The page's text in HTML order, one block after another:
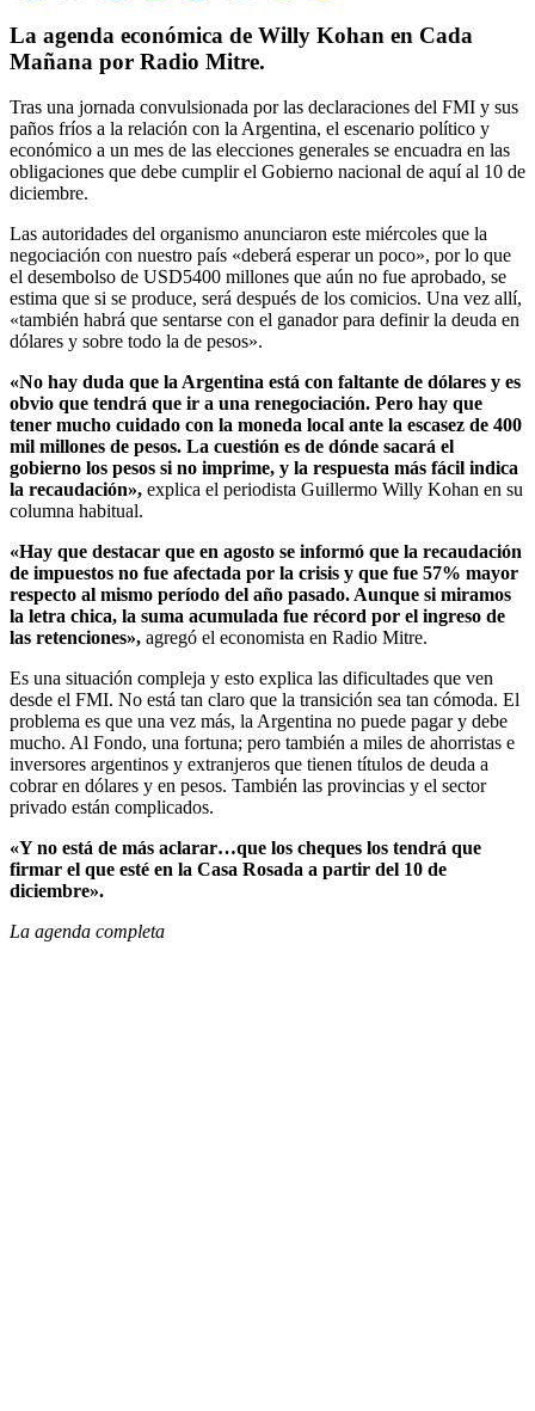
La agenda económica de Willy Kohan en Cada
Mañana por Radio Mitre.
Tras una jornada convulsionada por las declaraciones del FMI y sus
paños fríos a la relación con la Argentina, el escenario político y
económico a un mes de las elecciones generales se encuadra en las
obligaciones que debe cumplir el Gobierno nacional de aquí al 10 de
diciembre.
Las autoridades del organismo anunciaron este miércoles que la
negociación con nuestro país «deberá esperar un poco», por lo que
el desembolso de USD5400 millones que aún no fue aprobado, se
estima que si se produce, será después de los comicios. Una vez allí,
«también habrá que sentarse con el ganador para definir la deuda en
dólares y sobre todo la de pesos».
«No hay duda que la Argentina está con faltante de dólares y es
obvio que tendrá que ir a una renegociación. Pero hay que
tener mucho cuidado con la moneda local ante la escasez de 400
mil millones de pesos. La cuestión es de dónde sacará el
gobierno los pesos si no imprime, y la respuesta más fácil indica
la recaudación», explica el periodista Guillermo Willy Kohan en su
columna habitual.
«Hay que destacar que en agosto se informó que la recaudación
de impuestos no fue afectada por la crisis y que fue 57% mayor
respecto al mismo período del año pasado. Aunque si miramos
la letra chica, la suma acumulada fue récord por el ingreso de
las retenciones», agregó el economista en Radio Mitre.
Es una situación compleja y esto explica las dificultades que ven
desde el FMI. No está tan claro que la transición sea tan cómoda. El
problema es que una vez más, la Argentina no puede pagar y debe
mucho. Al Fondo, una fortuna; pero también a miles de ahorristas e
inversores argentinos y extranjeros que tienen títulos de deuda a
cobrar en dólares y en pesos. También las provincias y el sector
privado están complicados.
«Y no está de más aclarar…que los cheques los tendrá que
firmar el que esté en la Casa Rosada a partir del 10 de
diciembre».
La agenda completa